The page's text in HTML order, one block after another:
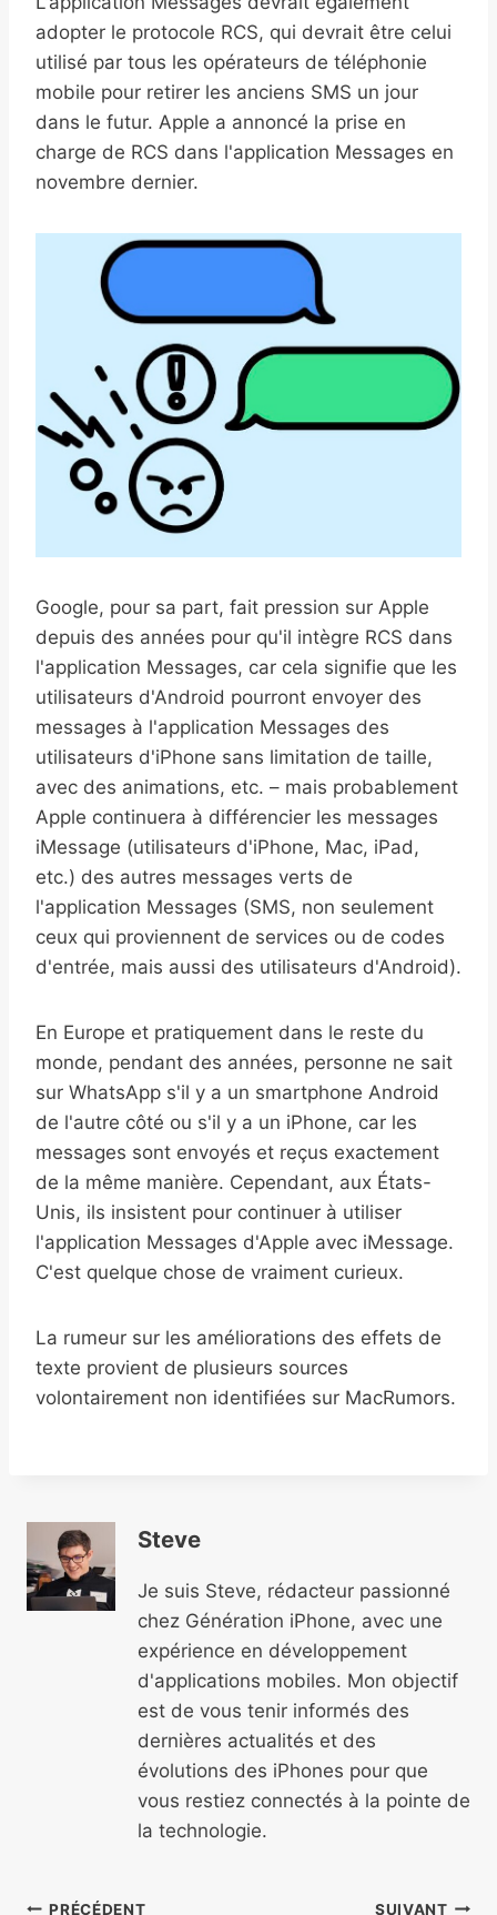
adopter le protocole RCS, qui devrait être celui
utilisé par tous les opérateurs de téléphonie
mobile pour retirer les anciens SMS un jour
dans le futur. Apple a annoncé la prise en
charge de RCS dans l'application Messages en
novembre dernier.
Google, pour sa part, fait pression sur Apple
depuis des années pour qu'il intègre RCS dans
l'application Messages, car cela signifie que les
utilisateurs d'Android pourront envoyer des
messages à l'application Messages des
utilisateurs d'iPhone sans limitation de taille,
avec des animations, etc. – mais probablement
Apple continuera à différencier les messages
iMessage (utilisateurs d'iPhone, Mac, iPad,
etc.) des autres messages verts de
l'application Messages (SMS, non seulement
ceux qui proviennent de services ou de codes
d'entrée, mais aussi des utilisateurs d'Android).
En Europe et pratiquement dans le reste du
monde, pendant des années, personne ne sait
sur WhatsApp s'il y a un smartphone Android
de l'autre côté ou s'il y a un iPhone, car les
messages sont envoyés et reçus exactement
de la même manière. Cependant, aux États-
Unis, ils insistent pour continuer à utiliser
l'application Messages d'Apple avec iMessage.
C'est quelque chose de vraiment curieux.
La rumeur sur les améliorations des effets de
texte provient de plusieurs sources
volontairement non identifiées sur MacRumors.
Steve
Je suis Steve, rédacteur passionné
chez Génération iPhone, avec une
expérience en développement
d'applications mobiles. Mon objectif
est de vous tenir informés des
dernières actualités et des
évolutions des iPhones pour que
vous restiez connectés à la pointe de
la technologie.
PRÉCÉDENT SUIVANT